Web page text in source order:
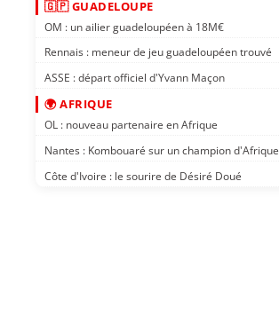
🇬🇵 GUADELOUPE
OM : un ailier guadeloupéen à 18M€
Rennais : meneur de jeu guadeloupéen trouvé
ASSE : départ officiel d'Yvann Maçon
🌍 AFRIQUE
OL : nouveau partenaire en Afrique
Nantes : Kombouaré sur un champion d'Afrique
Côte d'Ivoire : le sourire de Désiré Doué